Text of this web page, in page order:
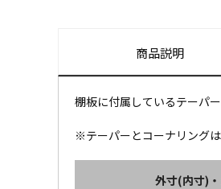
商品説明
棚板に付属しているテーパ
※テーパーとコーナリング
外寸(内寸)